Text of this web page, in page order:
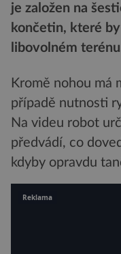
je založen na
končetin, které
libovolném
Kromě nohou má
případě nutnosti
Na videu robot
předvádí, co
kdyby opravdu
Reklama